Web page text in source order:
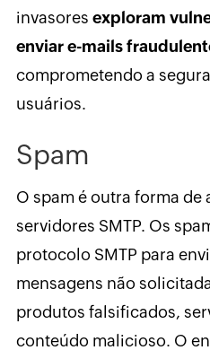
invasores exploram
enviar e-mails
comprometendo a
usuários.
Spam
O spam é outra forma de
servidores SMTP. Os
protocolo SMTP para
mensagens não
produtos falsificados,
conteúdo malicioso. O